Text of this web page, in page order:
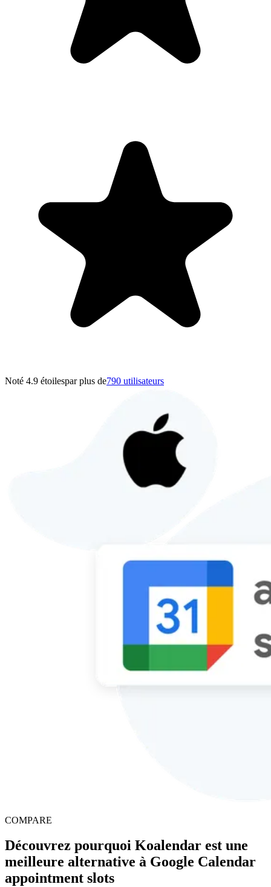
Noté 4.9 étoilespar plus de790 utilisateurs
COMPARE
Découvrez pourquoi Koalendar est une
meilleure alternative à Google Calendar
appointment slots